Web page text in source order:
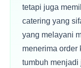
tetapi juga
catering yang
yang melayani
menerima order
tumbuh menjadi